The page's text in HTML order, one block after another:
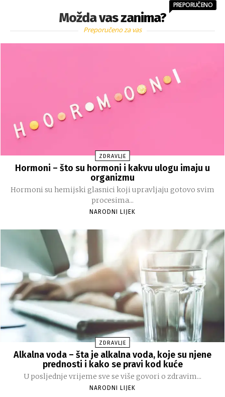
Možda vas zanima?
PREPORUČENO
Preporučeno za vas
ZDRAVLJE
Hormoni – što su hormoni i kakvu ulogu imaju u
organizmu
Hormoni su hemijski glasnici koji upravljaju gotovo svim
procesima...
NARODNI LIJEK
ZDRAVLJE
Alkalna voda – šta je alkalna voda, koje su njene
prednosti i kako se pravi kod kuće
U posljednje vrijeme sve se više govori o zdravim...
NARODNI LIJEK